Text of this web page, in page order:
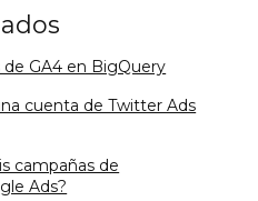
GA4 en BigQuery
cuenta de Twitter Ads
campañas de
Ads?